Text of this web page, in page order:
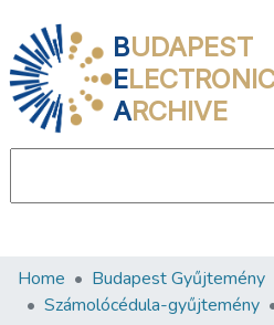
BUDAPEST
E
ARCHIVE
Communities & Collections
Home Budapest Gyűjtemény
Számolócédula-gyűjtemény